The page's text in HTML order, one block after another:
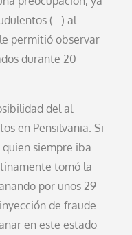
(…) al
permitió observar
durante 20
del al
en Pensilvania. Si
siempre iba
tomó la
por unos 29
de fraude
en este estado